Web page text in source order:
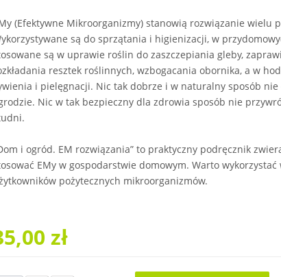
(Efektywne Mikroorganizmy) stanowią rozwiązanie wielu
są do sprzątania i higienizacji, w
są w uprawie roślin do zaszczepiania gleby,
resztek roślinnych, wzbogacania obornika, a w
i pielęgnacji. Nic tak dobrze i w naturalny sposób nie
Nic w tak bezpieczny dla zdrowia sposób nie
i ogród. EM rozwiązania” to praktyczny podręcznik
EMy w gospodarstwie domowym. Warto
pożytecznych mikroorganizmów.
zł